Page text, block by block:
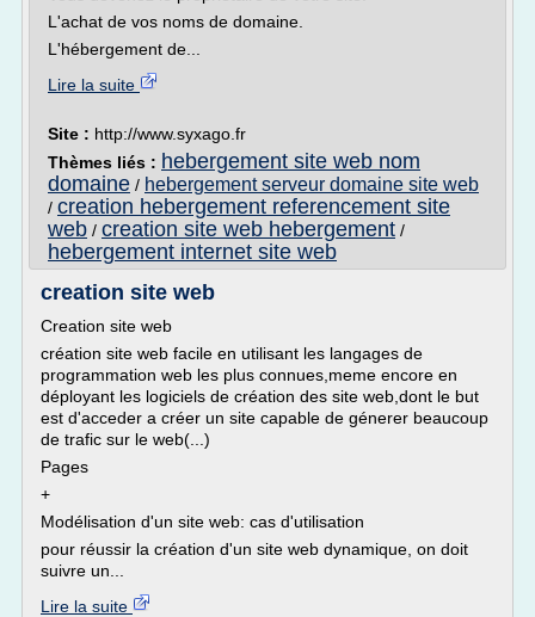
L'achat de vos noms de domaine.
L'hébergement de...
Lire la suite
Site : http://www.syxago.fr
Thèmes liés : hebergement site web nom
domaine / hebergement serveur domaine site web
/ creation hebergement referencement site
web / creation site web hebergement /
hebergement internet site web
creation site web
Creation site web
création site web facile en utilisant les langages de
programmation web les plus connues,meme encore en
déployant les logiciels de création des site web,dont le but
est d'acceder a créer un site capable de génerer beaucoup
de trafic sur le web(...)
Pages
+
Modélisation d'un site web: cas d'utilisation
pour réussir la création d'un site web dynamique, on doit
suivre un...
Lire la suite